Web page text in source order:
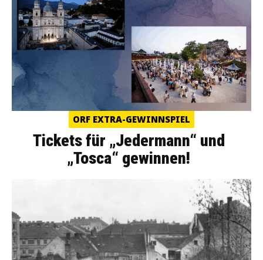
ORF EXTRA-GEWINNSPIEL
Tickets für „Jedermann“ und
„Tosca“ gewinnen!